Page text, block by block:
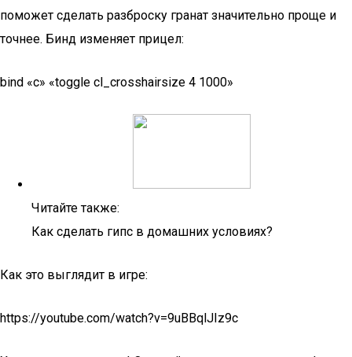
поможет сделать разброску гранат значительно проще и
точнее. Бинд изменяет прицел:
bind «c» «toggle cl_crosshairsize 4 1000»
Читайте также:
Как сделать гипс в домашних условиях?
Как это выглядит в игре:
https://youtube.com/watch?v=9uBBqlJIz9c